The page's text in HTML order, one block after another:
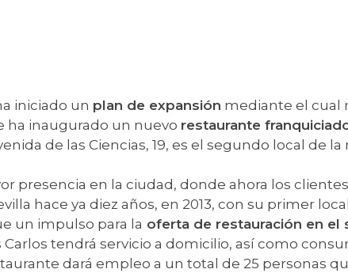
iniciado un plan de expansión mediante el cual
ha inaugurado un nuevo restaurante
de las Ciencias, 19, es el segundo local de
presencia en la ciudad, donde ahora los
hace ya diez años, en 2013, con su primer
un impulso para la oferta de restauración en el
Carlos tendrá servicio a domicilio, así como
dará empleo a un total de 25 personas